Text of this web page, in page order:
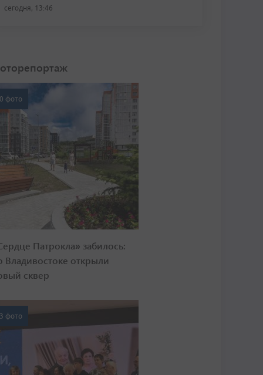
сегодня, 13:46
фото
Патрокла» забилось:
Владивостоке открыли
сквер
фото